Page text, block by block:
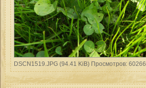
DSCN1519.JPG (94.41 KiB) Просмотров: 60266